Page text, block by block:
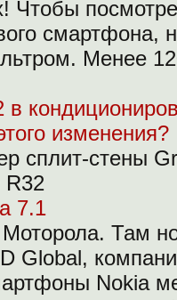
Чтобы
смартфона,
Менее
в
изменения?
сплит-стены
R32
7.1
Моторола. Там
Global,
Nokia